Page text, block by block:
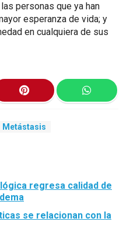
personas que ya han
esperanza de vida; y
en cualquiera de sus
Metástasis
regresa calidad de
se relacionan con la